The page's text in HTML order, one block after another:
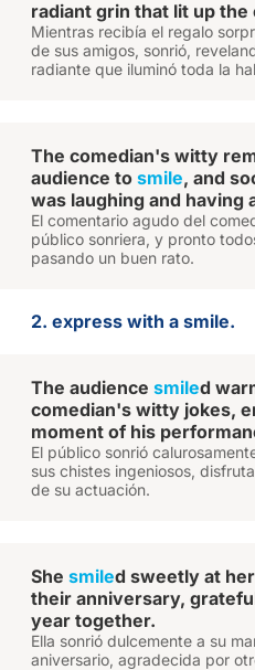
radiant grin that lit up
Mientras recibía el regalo
de sus amigos, sonrió,
radiante que iluminó toda la
The comedian's witty
audience to smile, and
was laughing and having
El comentario agudo del
público sonriera, y pronto
pasando un buen rato.
2. express with a smile.
The audience smiled
comedian's witty jokes,
moment of his
El público sonrió
sus chistes ingeniosos,
de su actuación.
She smiled sweetly at
their anniversary,
year together.
Ella sonrió dulcemente a su
aniversario, agradecida por